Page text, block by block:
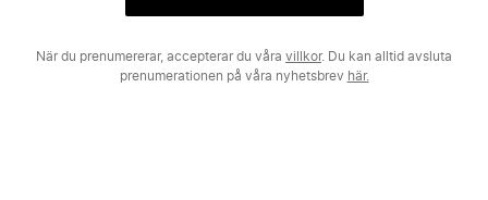
När du prenumererar, accepterar du våra villkor. Du kan alltid avsluta
prenumerationen på våra nyhetsbrev här.